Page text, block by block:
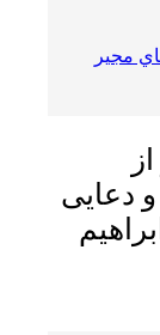
مجير
دعايى